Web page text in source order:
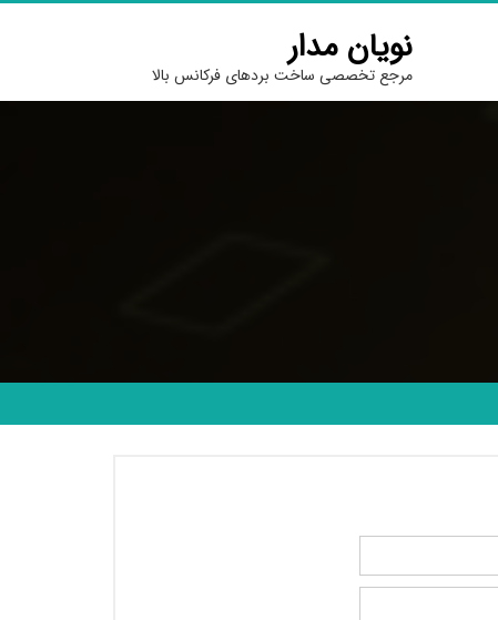
نویان مدار
مرجع تخصصی ساخت بردهای فرکانس بالا